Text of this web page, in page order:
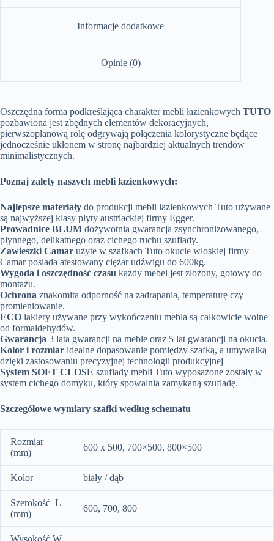
Informacje dodatkowe
Opinie (0)
Oszczędna forma podkreślająca charakter mebli łazienkowych TUTO
pozbawiona jest zbędnych elementów dekoracyjnych,
pierwszoplanową rolę odgrywają połączenia kolorystyczne będące
jednocześnie ukłonem w stronę najbardziej aktualnych trendów
minimalistycznych.
Poznaj zalety naszych mebli łazienkowych:
Najlepsze materiały do produkcji mebli łazienkowych Tuto używane
są najwyższej klasy płyty austriackiej firmy Egger.
Prowadnice BLUM dożywotnia gwarancja zsynchronizowanego,
płynnego, delikatnego oraz cichego ruchu szuflady.
Zawieszki Camar użyte w szafkach Tuto okucie włoskiej firmy
Camar posiada atestowany ciężar udźwigu do 600kg.
Wygoda i oszczędność czasu każdy mebel jest złożony, gotowy do
montażu.
Ochrona znakomita odporność na zadrapania, temperaturę czy
promieniowanie.
ECO lakiery używane przy wykończeniu mebla są całkowicie wolne
od formaldehydów.
Gwarancja 3 lata gwarancji na meble oraz 5 lat gwarancji na okucia.
Kolor i rozmiar idealne dopasowanie pomiędzy szafką, a umywalką
dzięki zastosowaniu precyzyjnej technologii produkcyjnej
System SOFT CLOSE szuflady mebli Tuto wyposażone zostały w
system cichego domyku, który spowalnia zamykaną szufladę.
Szczegółowe wymiary szafki według schematu
Rozmiar
(mm)
600 x 500, 700×500, 800×500
Kolor biały / dąb
Szerokość L
(mm)
600, 700, 800